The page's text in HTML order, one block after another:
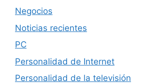
Negocios
Noticias recientes
PC
Personalidad de Internet
Personalidad de la televisión